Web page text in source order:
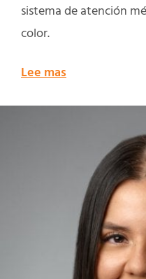
sistema de atención
color.
Lee mas